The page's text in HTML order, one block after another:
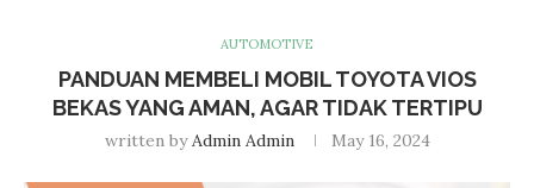
AUTOMOTIVE
PANDUAN MEMBELI MOBIL TOYOTA VIOS
BEKAS YANG AMAN, AGAR TIDAK TERTIPU
written byAdmin Admin May 16, 2024